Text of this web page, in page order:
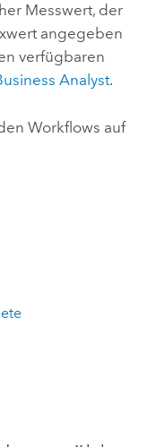
Messwert, der
angegeben
verfügbaren
Analyst.
Workflows auf